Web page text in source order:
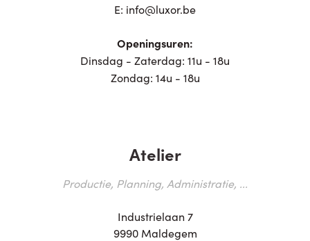
E: info@luxor.be
Openingsuren:
Dinsdag - Zaterdag: 11u - 18u
Zondag: 14u - 18u
Atelier
Productie, Planning, Administratie, ...
Industrielaan 7
9990 Maldegem